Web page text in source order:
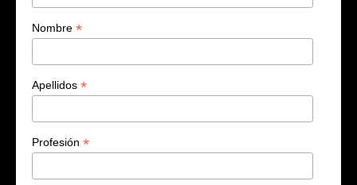
Nombre *
Apellidos *
Profesión *